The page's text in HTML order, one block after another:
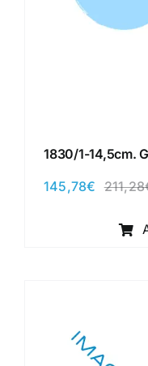
1830/1-14,5cm.
211,28
145,78€